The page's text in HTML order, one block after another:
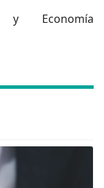
y Economía